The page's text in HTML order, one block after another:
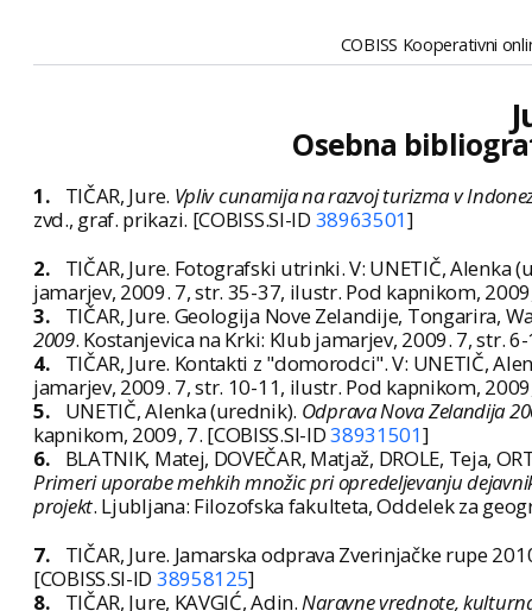
COBISS Kooperativni
Osebna
1. TIČAR, Jure. Vpliv cunamija na razvoj turizma v
zvd., graf. prikazi. [COBISS.SI-ID 38963501]
2.
TIČAR, Jure. Fotografski utrinki. V: UNETIČ, Alenka
jamarjev, 2009. 7, str. 35-37, ilustr. Pod kapnikom,
3.
TIČAR, Jure. Geologija Nove Zelandije, Tongarira,
2009. Kostanjevica na Krki: Klub jamarjev, 2009. 7, str.
4.
TIČAR, Jure. Kontakti z "domorodci". V: UNETIČ,
jamarjev, 2009. 7, str. 10-11, ilustr. Pod kapnikom,
5.
UNETIČ, Alenka (urednik). Odprava Nova Zelandija
kapnikom, 2009, 7. [COBISS.SI-ID38931501]
6.
BLATNIK, Matej, DOVEČAR, Matjaž, DROLE, Teja,
Primeri uporabe mehkih množic pri opredeljevanju
projekt. Ljubljana: Filozofska fakulteta, Oddelek za
7.
TIČAR, Jure. Jamarska odprava Zverinjačke rupe
[COBISS.SI-ID 38958125]
8.
TIČAR, Jure, KAVGIĆ, Adin.Naravne vrednote,